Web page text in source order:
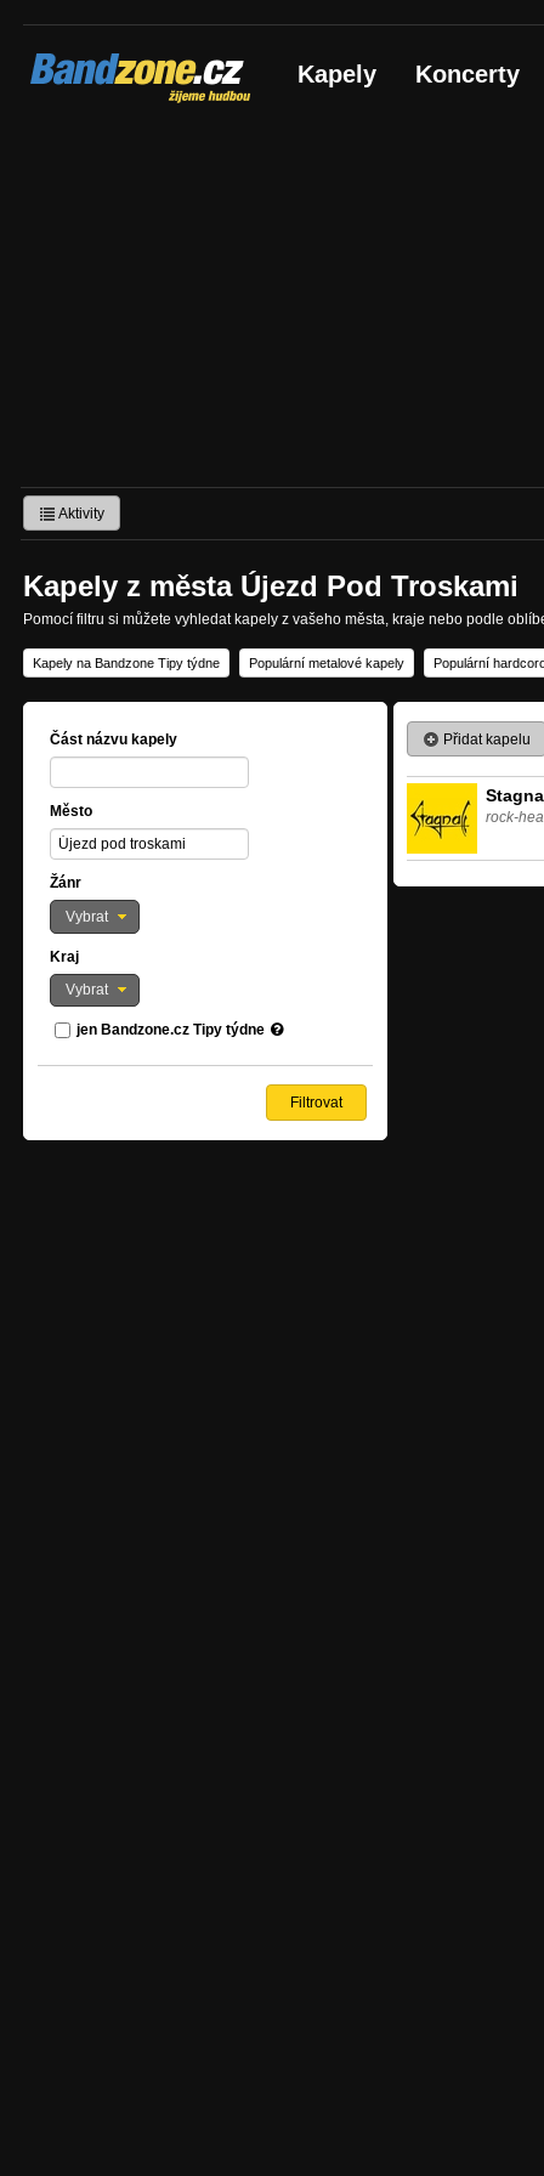
Bandzone.cz
žijeme hudbou Kapely Koncerty
Aktivity
Kapely z města Újezd Pod Troskami
Pomocí filtru si můžete vyhledat kapely z vašeho města, kraje nebo podle
Kapely na Bandzone Tipy týdne Populární metalové kapely Populární
Část názvu kapely
Město
Žánr
Vybrat
Kraj
Vybrat
jen Bandzone.cz Tipy týdne
Přidat kapelu
rock-